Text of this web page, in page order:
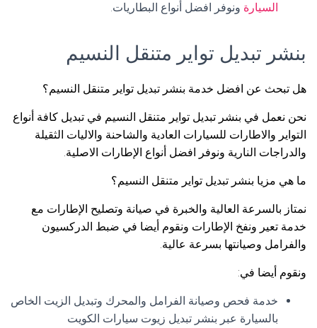
السيارة ونوفر افضل أنواع البطاريات.
بنشر تبديل تواير متنقل النسيم
هل تبحث عن افضل خدمة بنشر تبديل تواير متنقل النسيم؟
نحن نعمل في بنشر تبديل تواير متنقل النسيم في تبديل كافة أنواع
التواير والاطارات للسيارات العادية والشاحنة والاليات الثقيلة
والدراجات النارية ونوفر افضل أنواع الإطارات الاصلية.
ما هي مزيا بنشر تبديل تواير متنقل النسيم؟
نمتاز بالسرعة العالية والخبرة في صيانة وتصليح الإطارات مع
خدمة تعير ونفخ الإطارات ونقوم أيضا في ضبط الدركسيون
والفرامل وصيانتها بسرعة عالية.
ونقوم أيضا في:
خدمة فحص وصيانة الفرامل والمحرك وتبديل الزيت الخاص
بالسيارة عبر بنشر تبديل زيوت سيارات الكويت